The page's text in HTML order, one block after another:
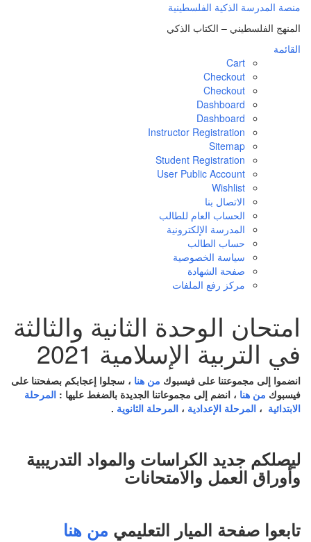
منصة المدرسة الذكية الفلسطينية
المنهج الفلسطيني – الكتاب الذكي
القائمة
Cart
Checkout
Checkout
Dashboard
Dashboard
Instructor Registration
Sitemap
Student Registration
User Public Account
Wishlist
الاتصال بنا
الحساب العام للطالب
المدرسة الإلكترونية
حساب الطالب
سياسة الخصوصية
صفحة الشهادة
مركز رفع الملفات
امتحان الوحدة الثانية والثالثة
في التربية الإسلامية 2021
انضموا إلى مجموعتنا على فيسبوك من هنا ، سجلوا إعجابكم بصفحتنا على
فيسبوك من هنا ، انضم إلى مجموعاتنا الجديدة بالضغط عليها : المرحلة
الابتدائية ، المرحلة الإعدادية ، المرحلة الثانوية .
ليصلكم جديد الكراسات والمواد التدريبية
وأوراق العمل والامتحانات
تابعوا صفحة الميار التعليمي من هنا